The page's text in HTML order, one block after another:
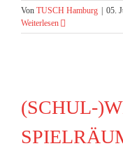
Von TUSCH Hamburg
05.
Weiterlesen
(SCHUL-